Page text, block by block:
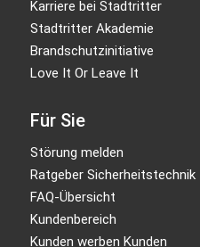
Karriere bei Stadtritter
Stadtritter Akademie
Brandschutzinitiative
Love It Or Leave It
Für Sie
Störung melden
Ratgeber Sicherheitstechnik
FAQ-Übersicht
Kundenbereich
Kunden werben Kunden